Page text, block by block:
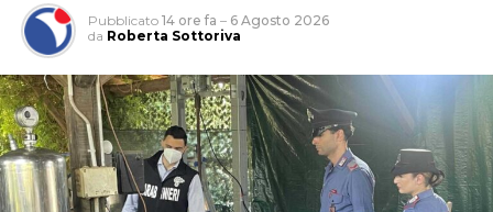
Pubblicato 14 ore fa – 6 Agosto 2026
da Roberta Sottoriva